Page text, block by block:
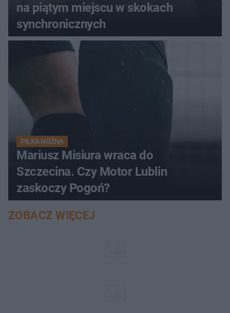
na piątym miejscu w skokach
synchronicznych
PIŁKA NOŻNA
Mariusz Misiura wraca do
Szczecina. Czy Motor Lublin
zaskoczy Pogoń?
ZOBACZ WIĘCEJ